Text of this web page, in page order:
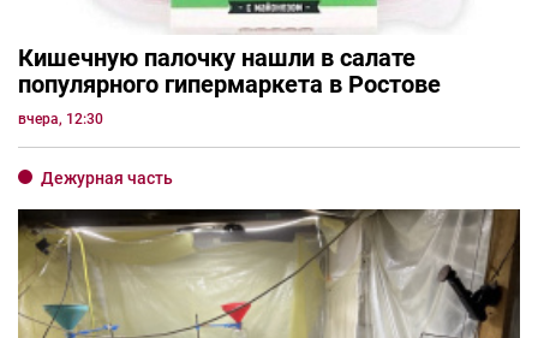
Кишечную палочку нашли в салате
популярного гипермаркета в Ростове
вчера, 12:30
Дежурная часть